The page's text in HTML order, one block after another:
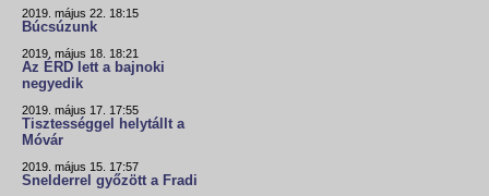
2019. május 22. 18:15
Búcsúzunk
2019. május 18. 18:21
Az ÉRD lett a bajnoki
negyedik
2019. május 17. 17:55
Tisztességgel helytállt a
Móvár
2019. május 15. 17:57
Snelderrel győzött a Fradi